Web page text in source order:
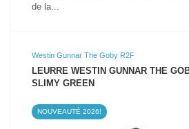
de la...
Westin Gunnar The Goby R2F
LEURRE WESTIN GUNNAR THE
SLIMY GREEN
VOIR LE PRODUIT
NOUVEAUTÉ 2026!